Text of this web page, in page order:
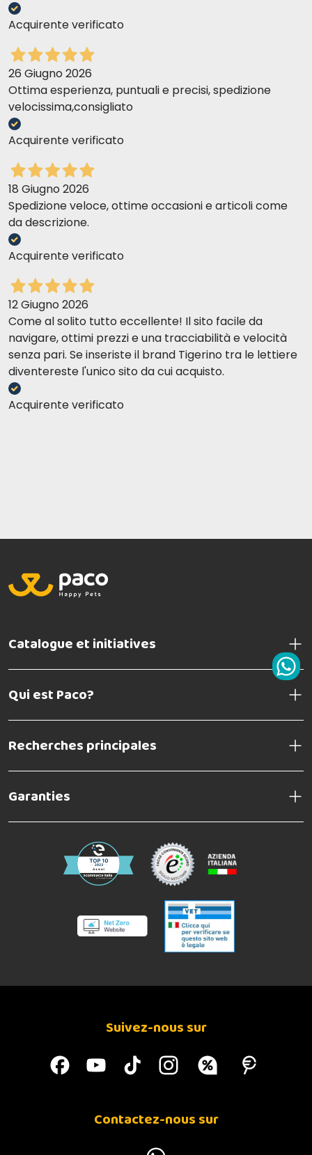
Acquirente verificato
26 Giugno 2026
Ottima esperienza, puntuali e precisi, spedizione
velocissima,consigliato
Acquirente verificato
18 Giugno 2026
Spedizione veloce, ottime occasioni e articoli come
da descrizione.
Acquirente verificato
12 Giugno 2026
Come al solito tutto eccellente! Il sito facile da
navigare, ottimi prezzi e una tracciabilità e velocità
senza pari. Se inseriste il brand Tigerino tra le lettiere
diventereste l'unico sito da cui acquisto.
Acquirente verificato
Catalogue et initiatives
Qui est Paco?
Recherches principales
Garanties
Suivez-nous sur
Contactez-nous sur